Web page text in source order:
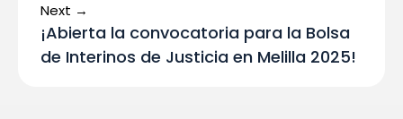
Next →
¡Abierta la convocatoria para la Bolsa
de Interinos de Justicia en Melilla 2025!